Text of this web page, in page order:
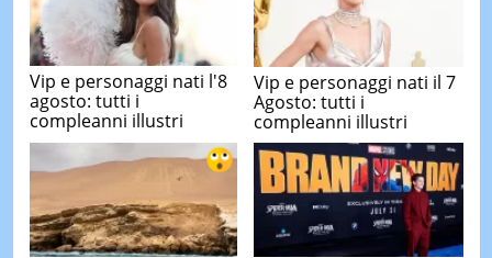
Vip e personaggi nati l'8
agosto: tutti i
compleanni illustri
Vip e personaggi nati il 7
Agosto: tutti i
compleanni illustri